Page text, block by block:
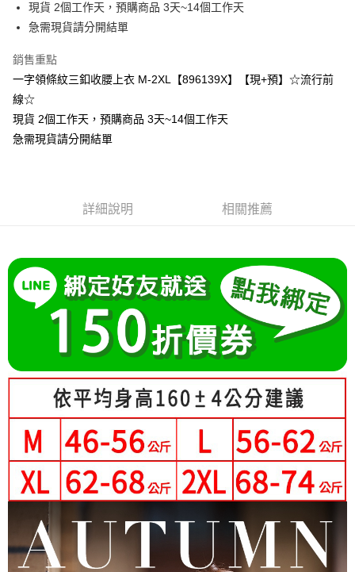
悠遊付
Google Pay
全支付
大哥付你分期
2.付款方式選擇「大哥付你分期」，訂單成立後會自動跳轉到大哥付的交易
4.訂單成立30分鐘內，如未前往確認交易或遇審核未通過，訂單將自動取
消。如遇「轉專審核」未通過狀況，表示未達大哥付你分期系統評分，恕無
法說明評估內容。
【繳款方式說明】
1.分期款項不併入電信帳單，「大哥付你分期」於每月結算日後寄送繳費提
2.透過簡訊連結打開帳單後，可選擇「超商條碼／台灣大直營門市／銀行轉
帳／街口支付／iPASS MONEY」等通路繳費。
【注意事項】
1.本服務係由「台灣大哥大股份有限公司」（以下簡稱本公司）所提供，讓
用戶於交易時，得透過本服務購買商品或服務，並由商店將買賣／分期付款
買賣價金債權讓與本公司後，依約使用本公司帳單繳交帳款。
2.基於同意付款使用「大哥付你分期」之契約關係目的，商店將以您的個人
資料（包含姓名、電話或地址）提供予台灣大哥大進項蒐集、處理及利用，
由本公司與您本人進行分期帳單所需資料之確認、核對及更正。
3.完整用戶服務條款，請詳閱以下連結：https://oppay.tw/userRule
１．簡單：不需註冊會員、不需綁卡、不需儲值。
２．便利：只要手機號碼，簡訊認證，即可結帳。
３．安心：先確認商品／服務後，再付款。
【「AFTEE先享後付」結帳流程】
１．於結帳方式選擇「AFTEE先享後付」後，將跳轉至「AFTEE先享後付」
結帳頁面，進行簡訊認證並確認金額後，即可完成結帳。
２．訂單成立數日內，您將收到繳費通知簡訊。
ATM／網路銀行／等多元方式進行付款，方視為交易完成。
※ 請注意：結帳手續完成當下不需立刻繳費，但若您需要取消訂單，請聯絡
後付繳納相關費用。
※ 交易是否成功請以「AFTEE先享後付 」之結帳頁面顯示為準，若有關於
是否繳費成功／繳費後需取消欲退款等相關疑問，請聯繫「AFTEE先享後付
客戶支援中心」
https://netprotections.freshdesk.com/support/home
【注意事項】
１．透過由恩沛科技股份有限公司提供之「AFTEE先享後付」服務完成之交
易，需依本服務之必要範圍內提供個人資料，並將交易相關給付款項請求債
權轉讓予恩沛科技股份有限公司。
２．關於個人資料處理事宜，請瀏覽以下網址：
相關說明
「Hami Point」為中華電信所提供之點數服務，可於會員專區綁定中華電信
會員帳號後，即可在購物車使用 Hami Point 折抵消費金額 (1點等於1元)。
ATM付款
運送方式
全家付款取貨
每筆NT$80，滿NT$699(含以上)免運費
付款後全家取貨
每筆NT$80，滿NT$699(含以上)免運費
萊爾富取貨付款
每筆NT$80，滿NT$699(含以上)免運費
付款後萊爾富取貨
每筆NT$80，滿NT$699(含以上)免運費
7-11付款取貨
現貨 2個工作天，預購商品 3天~14個工作天
急需現貨請分開結單
銷售重點
一字領條紋三釦收腰上衣 M-2XL【896139X】【現+預】☆流行前
線☆
現貨 2個工作天，預購商品 3天~14個工作天
急需現貨請分開結單
詳細說明 相關推薦